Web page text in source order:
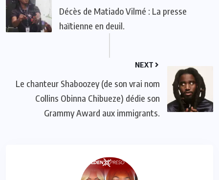
Décès de Matiado Vilmé : La presse
haïtienne en deuil.
NEXT
Le chanteur Shaboozey (de son vrai nom
Collins Obinna Chibueze) dédie son
Grammy Award aux immigrants.